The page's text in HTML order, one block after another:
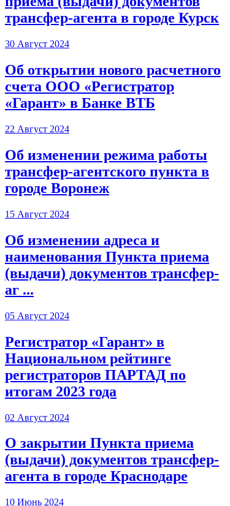
трансфер-агента в городе Курск
30 Август 2024
Об открытии нового расчетного
счета ООО «Регистратор
«Гарант» в Банке ВТБ
22 Август 2024
Об изменении режима работы
трансфер-агентского пункта в
городе Воронеж
15 Август 2024
Об изменении адреса и
наименования Пункта приема
(выдачи) документов трансфер-
аг ...
05 Август 2024
Регистратор «Гарант» в
Национальном рейтинге
регистраторов ПАРТАД по
итогам 2023 года
02 Август 2024
О закрытии Пункта приема
(выдачи) документов трансфер-
агента в городе Краснодаре
10 Июнь 2024